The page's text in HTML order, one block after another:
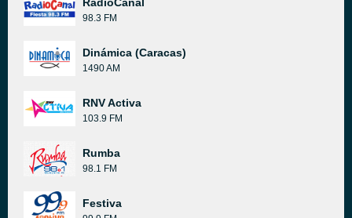
98.3 FM
Dinámica (Caracas)
1490 AM
RNV Activa
103.9 FM
Rumba
98.1 FM
Festiva